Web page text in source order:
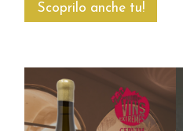
Scoprilo anche tu!